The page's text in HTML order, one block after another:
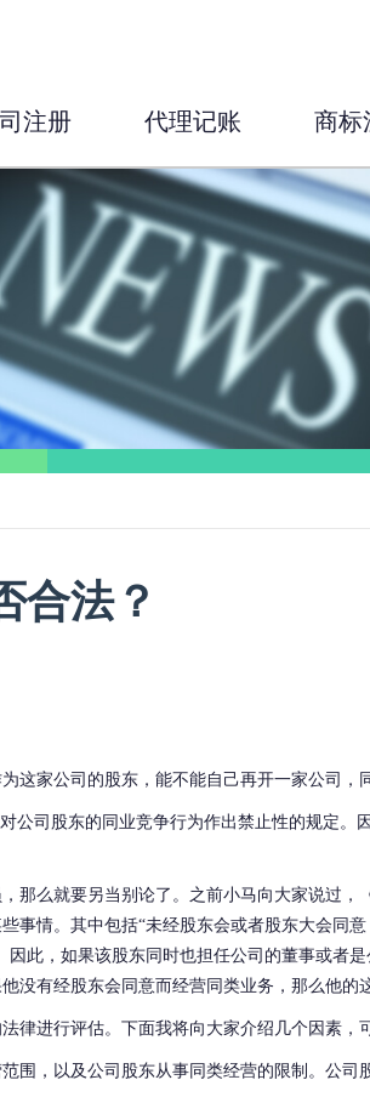
注册 代理记账 商标
合法？
这家公司的股东，能不能自己再开一家公司，
对公司股东的同业竞争行为作出禁止性的规定。
，那么就要另当别论了。 之前小马向大家说过，
事情。 其中包括“未经股东会或者股东大会同
因此，如果该股东 同时也担任公司的董事或者是
没有经股东会同意而经营同类业务 ，那么他的
律进行评估。 下面我将向大家介绍 几个因素 ，
围 ，以及公司股东从事同类经营的限制。 公司